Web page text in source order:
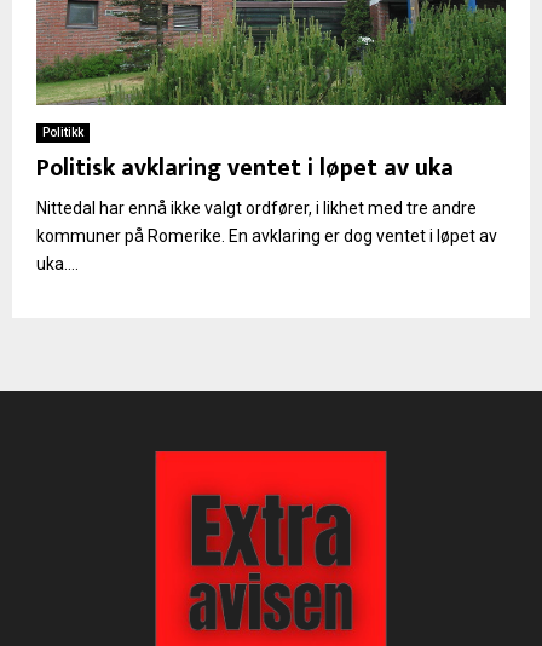
Politikk
Politisk avklaring ventet i løpet av uka
Nittedal har ennå ikke valgt ordfører, i likhet med tre andre
kommuner på Romerike. En avklaring er dog ventet i løpet av
uka....